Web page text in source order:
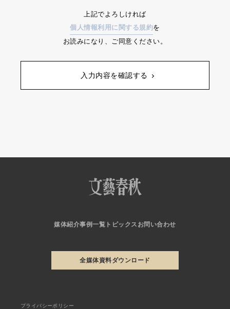
上記でよろしければ
個人情報利用に関する規約を
お読みになり、ご同意ください。
媒体紹介事例一覧 トピックス お問い合わせ
全媒体資料ダウンロード
プライバシーポリシー